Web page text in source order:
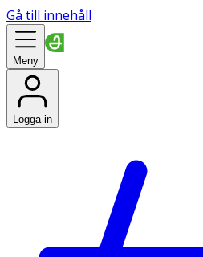
Gå till innehåll
Meny
Logga in